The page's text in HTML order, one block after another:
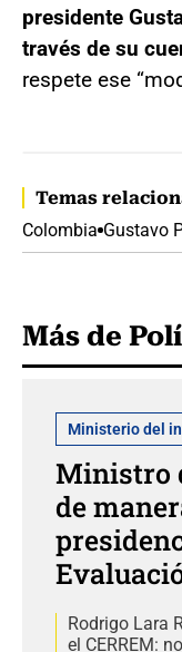
presidente
través de su
respete ese
Temas
Colombia Gustavo
Más de
Ministerio del
Ministro
de
Rodrigo Lara
el CERREM: